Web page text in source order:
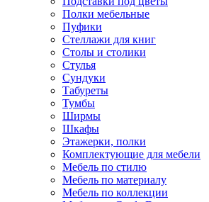
Полки мебельные
Пуфики
Стеллажи для книг
Столы и столики
Стулья
Сундуки
Табуреты
Тумбы
Ширмы
Шкафы
Этажерки, полки
Комплектующие для мебели
Мебель по стилю
Мебель по материалу
Мебель по коллекции